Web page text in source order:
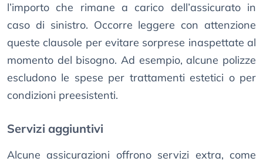
l’importo che rimane a carico dell’assicurato in
caso di sinistro. Occorre leggere con attenzione
queste clausole per evitare sorprese inaspettate al
momento del bisogno. Ad esempio, alcune polizze
escludono le spese per trattamenti estetici o per
condizioni preesistenti.
Servizi aggiuntivi
Alcune assicurazioni offrono servizi extra, come